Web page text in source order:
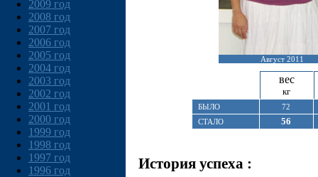
2009 год
2008 год
2007 год
2006 год
2005 год
2004 год
2003 год
2002 год
2001 год
2000 год
1999 год
1998 год
1997 год
1996 год
Август 2011
вес
кг
БЫЛО
72
СТАЛО
56
История успеха :